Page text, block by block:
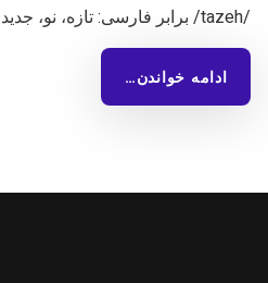
/tazeh/ برابر فارسی: تازه، نو، جدید Post Views: 36
ادامه خواندن…